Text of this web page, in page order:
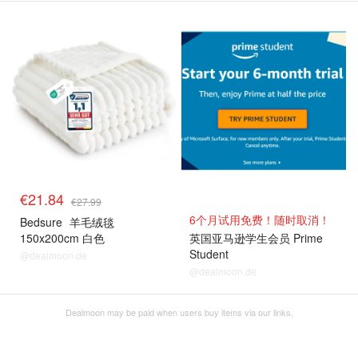
€21.84 €27.99
Bedsure 羊毛绒毯
150x200cm 白色
@dealmoon.de
6个月试用免费！随时取消！
英国亚马逊学生会员 Prime
Student
@dealmoon.de
Dealmoon may be paid when users buy items via our links.